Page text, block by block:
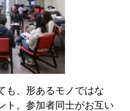
も、形あるモノではな
ト。参加者同士がお互い